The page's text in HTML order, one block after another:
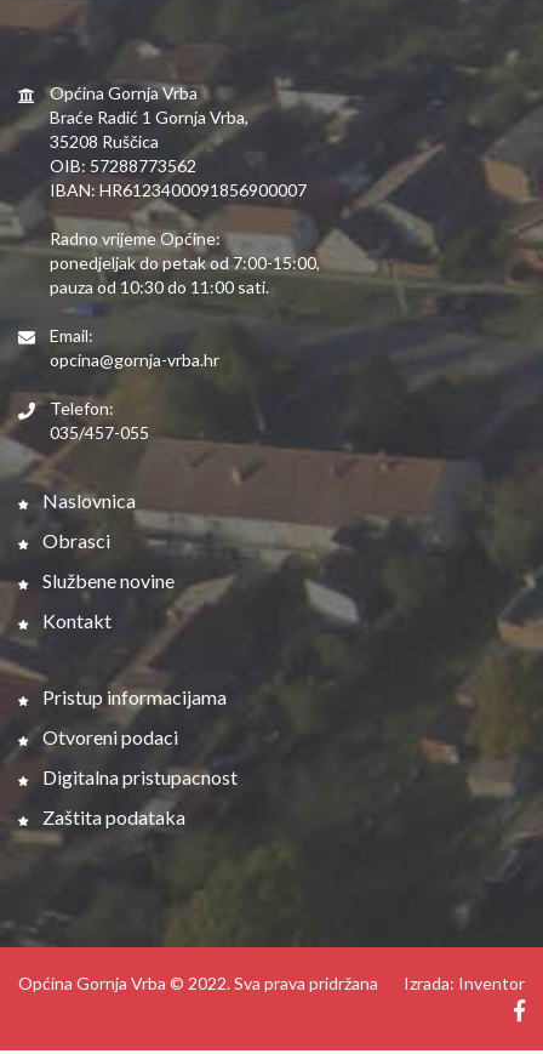
Općina Gornja Vrba
Braće Radić 1 Gornja Vrba,
35208 Ruščica
OIB: 57288773562
IBAN: HR6123400091856900007
Radno vrijeme Općine:
ponedjeljak do petak od 7:00-15:00,
pauza od 10:30 do 11:00 sati.
Email:
opcina@gornja-vrba.hr
Telefon:
035/457-055
Naslovnica
Obrasci
Službene novine
Kontakt
Pristup informacijama
Otvoreni podaci
Digitalna pristupacnost
Zaštita podataka
Općina Gornja Vrba © 2022. Sva prava pridržana Izrada: Inventor